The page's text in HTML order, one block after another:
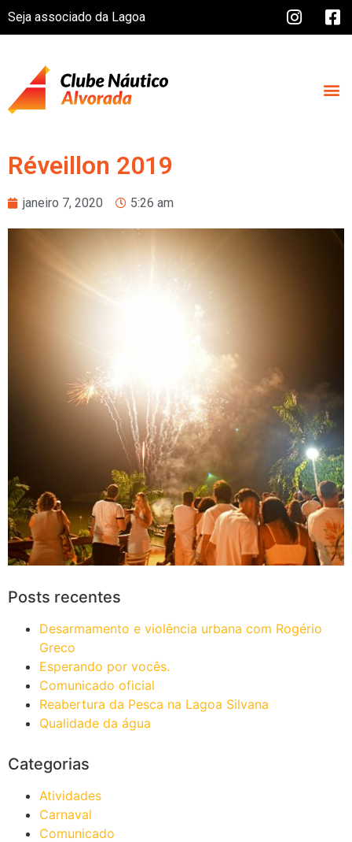
Seja associado da Lagoa
Réveillon 2019
janeiro 7, 2020 5:26 am
Posts recentes
Desarmamento e violência urbana com Rogério
Greco
Esperando por vocês.
Comunicado oficial
Reabertura da Pesca na Lagoa Silvana
Qualidade da água
Categorias
Atividades
Carnaval
Comunicado